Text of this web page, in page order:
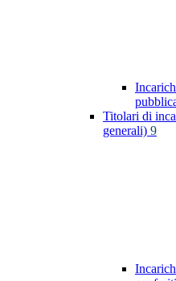
Titolari di
generali) 9